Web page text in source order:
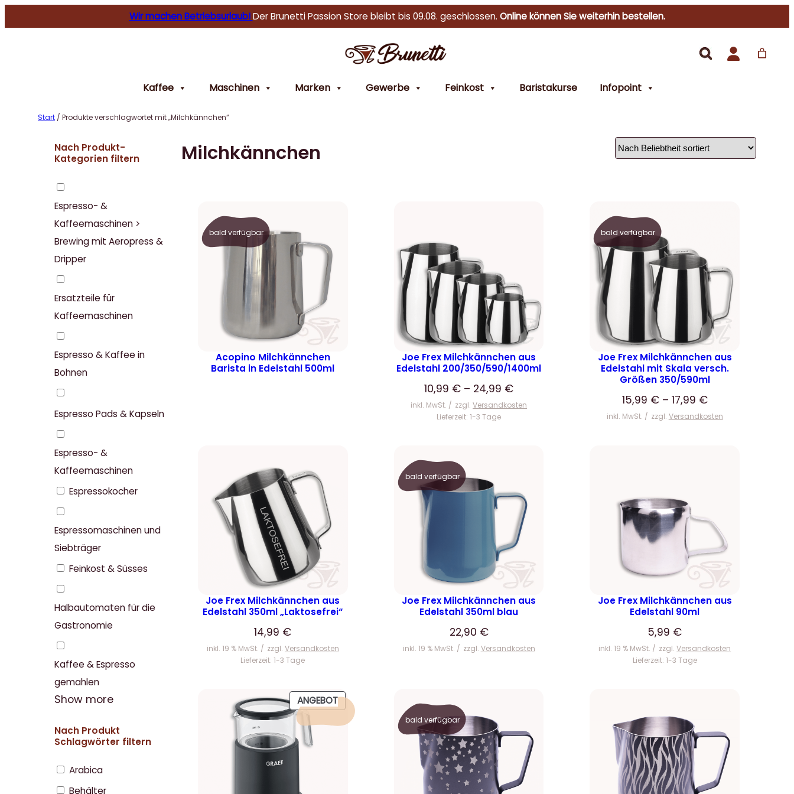
Wir machen Betriebsurlaub!Der Brunetti Passion Store bleibt bis 09.08. geschlossen. Online können Sie weiterhin bestellen.
Kaffee Maschinen Marken Gewerbe Feinkost Baristakurse Infopoint
Start / Produkte verschlagwortet mit „Milchkännchen“
Nach Produkt-
Kategorien filtern
Espresso- &
Kaffeemaschinen >
Brewing mit Aeropress &
Dripper
Ersatzteile für
Kaffeemaschinen
Espresso & Kaffee in
Bohnen
Espresso Pads & Kapseln
Espresso- &
Kaffeemaschinen
Espressokocher
Espressomaschinen und
Siebträger
Feinkost & Süsses
Halbautomaten für die
Gastronomie
Kaffee & Espresso
gemahlen
Show more
Nach Produkt
Schlagwörter filtern
Arabica
Behälter
Milchkännchen
bald verfügbar
Acopino Milchkännchen
Barista in Edelstahl 500ml
Joe Frex Milchkännchen aus
Edelstahl 200/350/590/1400ml
10,99 € – 24,99 €
inkl. MwSt. zzgl.Versandkosten
Lieferzeit:1-3 Tage
bald verfügbar
Joe Frex Milchkännchen aus
Edelstahl mit Skala versch.
Größen 350/590ml
15,99 €– 17,99 €
inkl. MwSt. zzgl. Versandkosten
Joe Frex Milchkännchen aus
Edelstahl 350ml „Laktosefrei“
14,99 €
inkl. 19 % MwSt. zzgl. Versandkosten
Lieferzeit:1-3 Tage
bald verfügbar
Joe Frex Milchkännchen aus
Edelstahl 350ml blau
22,90 €
inkl. 19 % MwSt. zzgl. Versandkosten
Joe Frex Milchkännchen aus
Edelstahl 90ml
5,99 €
inkl. 19 % MwSt. zzgl.Versandkosten
Lieferzeit: 1-3 Tage
ANGEBOTP
R
O
bald verfügbar